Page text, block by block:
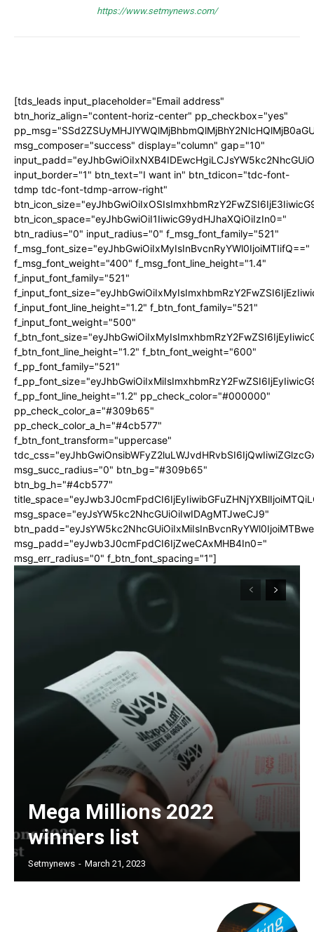
https://www.setmynews.com/
[tds_leads input_placeholder="Email address"
btn_horiz_align="content-horiz-center" pp_checkbox="yes"
msg_composer="success" display="column" gap="10"
input_border="1" btn_text="I want in" btn_tdicon="tdc-font-
tdmp tdc-font-tdmp-arrow-right"
btn_icon_space="eyJhbGwiOiI1IiwicG9ydHJhaXQiOiIzIn0="
btn_radius="0" input_radius="0" f_msg_font_family="521"
f_msg_font_size="eyJhbGwiOiIxMyIsInBvcnRyYWl0IjoiMTIifQ=="
f_msg_font_weight="400" f_msg_font_line_height="1.4"
f_input_font_family="521"
f_input_font_line_height="1.2" f_btn_font_family="521"
f_input_font_weight="500"
f_btn_font_line_height="1.2" f_btn_font_weight="600"
f_pp_font_family="521"
f_pp_font_line_height="1.2" pp_check_color="#000000"
pp_check_color_a="#309b65"
pp_check_color_a_h="#4cb577"
f_btn_font_transform="uppercase"
msg_succ_radius="0" btn_bg="#309b65"
btn_bg_h="#4cb577"
msg_space="eyJsYW5kc2NhcGUiOiIwIDAgMTJweCJ9"
msg_padd="eyJwb3J0cmFpdCI6IjZweCAxMHB4In0="
msg_err_radius="0" f_btn_font_spacing="1"]
Mega Millions 2022
winners list
Setmynews - March 21, 2023